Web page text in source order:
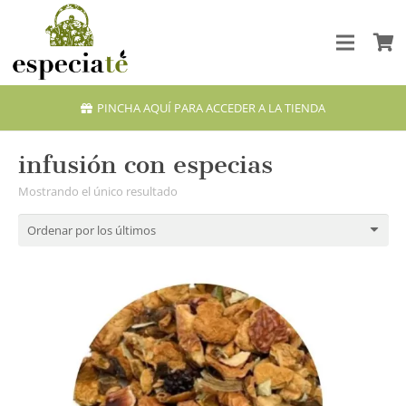
PINCHA AQUÍ PARA ACCEDER A LA TIENDA
infusión con especias
Mostrando el único resultado